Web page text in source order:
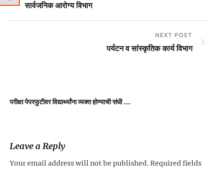
सार्वजनिक आरोग्य विभाग
NEXT POST
पर्यटन व सांस्कृतिक कार्य विभाग
परीक्षा पेपरफुटीवर विद्यार्थ्यांना व्यक्त होण्याची संधी ….
Leave a Reply
Your email address will not be published. Required fields